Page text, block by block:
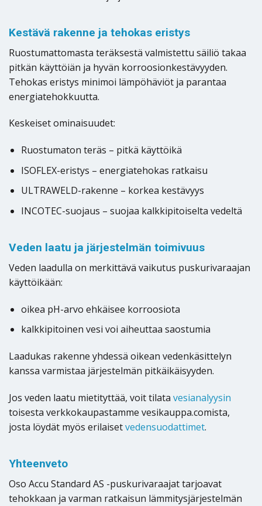
Kestävä rakenne ja tehokas eristys
Ruostumattomasta teräksestä valmistettu säiliö takaa
pitkän käyttöiän ja hyvän korroosionkestävyyden.
Tehokas eristys minimoi lämpöhäviöt ja parantaa
energiatehokkuutta.
Keskeiset ominaisuudet:
Ruostumaton teräs – pitkä käyttöikä
ISOFLEX-eristys – energiatehokas ratkaisu
ULTRAWELD-rakenne – korkea kestävyys
INCOTEC-suojaus – suojaa kalkkipitoiselta vedeltä
Veden laatu ja järjestelmän toimivuus
Veden laadulla on merkittävä vaikutus puskurivaraajan
käyttöikään:
oikea pH-arvo ehkäisee korroosiota
kalkkipitoinen vesi voi aiheuttaa saostumia
Laadukas rakenne yhdessä oikean vedenkäsittelyn
kanssa varmistaa järjestelmän pitkäikäisyyden.
Jos veden laatu mietityttää, voit tilata vesianalyysin
toisesta verkkokaupastamme vesikauppa.comista,
josta löydät myös erilaisetvedensuodattimet.
Yhteenveto
Oso Accu Standard AS -puskurivaraajat tarjoavat
tehokkaan ja varman ratkaisun lämmitysjärjestelmän